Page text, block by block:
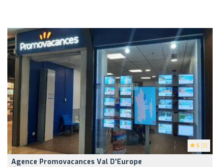
5 (3)
Agence Promovacances Val D'Europe